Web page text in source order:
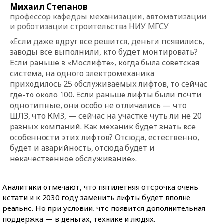
Михаил Степанов
профессор кафедры механизации, автоматизации
и роботизации строительства НИУ МГСУ
«Если даже вдруг все решится, деньги появились,
заводы все выполнили, кто будет монтировать?
Если раньше в «Мослифте», когда была советская
система, на одного электромеханика
приходилось 25 обслуживаемых лифтов, то сейчас
где-то около 100. Если раньше лифты были почти
однотипные, они особо не отличались — что
ЩЛЗ, что КМЗ, — сейчас на участке чуть ли не 20
разных компаний. Как механик будет знать все
особенности этих лифтов? Отсюда, естественно,
будет и аварийность, отсюда будет и
некачественное обслуживание».
Аналитики отмечают, что пятилетняя отсрочка очень
кстати и к 2030 году заменить лифты будет вполне
реально. Но при условии, что появится дополнительная
поддержка — в деньгах, технике и людях.